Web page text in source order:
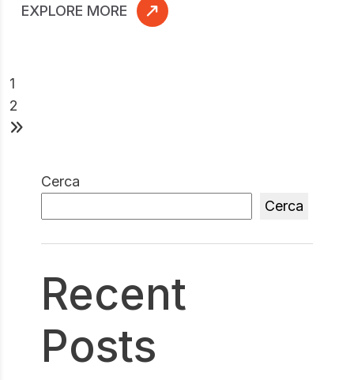
EXPLORE MORE
1
2
Cerca
Cerca
Recent
Posts